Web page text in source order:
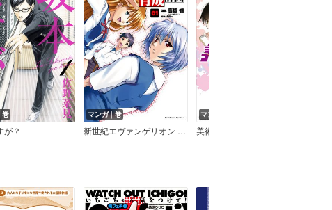
巻
が？
マンガ｜巻
新世紀エヴァンゲリオン 碇シンジ育成計画
マンガ｜巻
美術室のモンスターず